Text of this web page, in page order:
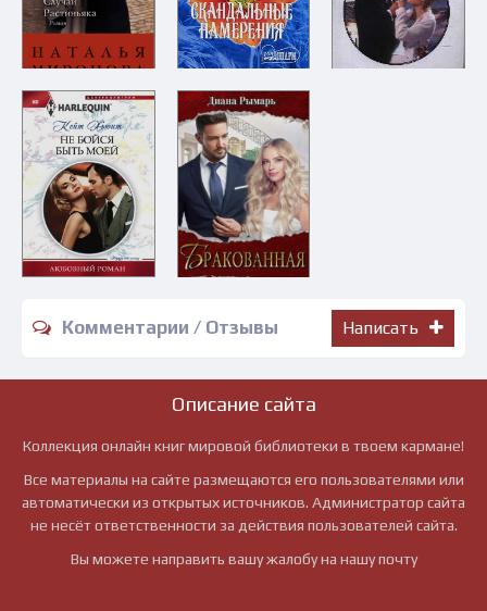
Комментарии / Отзывы Написать
Описание сайта
Коллекция онлайн книг мировой библиотеки в твоем кармане!
Все материалы на сайте размещаются его пользователями или
автоматически из открытых источников. Администратор сайта
не несёт ответственности за действия пользователей сайта.
Вы можете направить вашу жалобу на нашу почту